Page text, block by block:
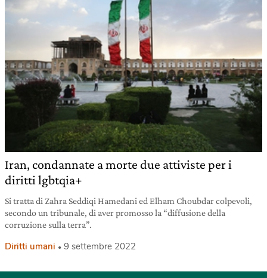
Iran, condannate a morte due attiviste per i
diritti lgbtqia+
Si tratta di Zahra Seddiqi Hamedani ed Elham Choubdar colpevoli,
secondo un tribunale, di aver promosso la “diffusione della
corruzione sulla terra”.
Diritti umani 9 settembre 2022